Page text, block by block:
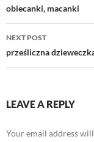
navigation
obiecanki, macanki
NEXT POST
prześliczna
LEAVE A REPLY
Your email address